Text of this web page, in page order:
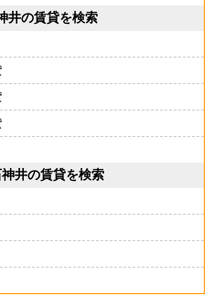
井の賃貸を検索
井の賃貸を検索